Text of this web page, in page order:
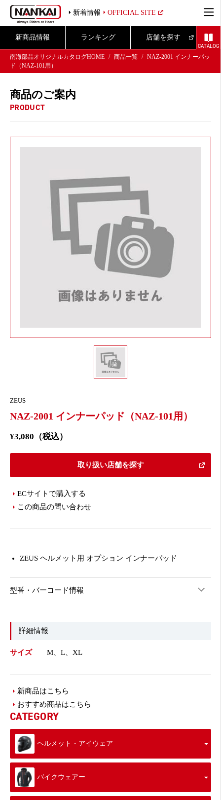
新着情報 OFFICIAL SITE
新商品情報 ランキング 店舗を探す
CATALOG
南海部品オリジナルカタログHOME
商品一覧
NAZ-2001 インナーパッ
ド（NAZ-101用）
商品のご案内
PRODUCT
ZEUS
NAZ-2001 インナーパッド（NAZ-101用）
¥3,080（税込）
取り扱い店舗を探す
ECサイトで購入する
この商品の問い合わせ
ZEUS ヘルメット用 オプション インナーパッド
型番・バーコード情報
詳細情報
サイズ M、L、XL
新商品はこちら
おすすめ商品はこちら
CATEGORY
ヘルメット・アイウェア
バイクウェアー